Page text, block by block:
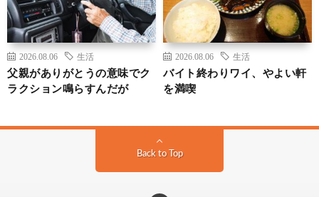
2026.08.06 生活
父親がありがとうの意味でク
2026.08.06 生活
バイト終わりワイ、やよい軒